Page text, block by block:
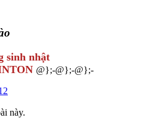
sinh nhật
@};-@};-@};-
này.